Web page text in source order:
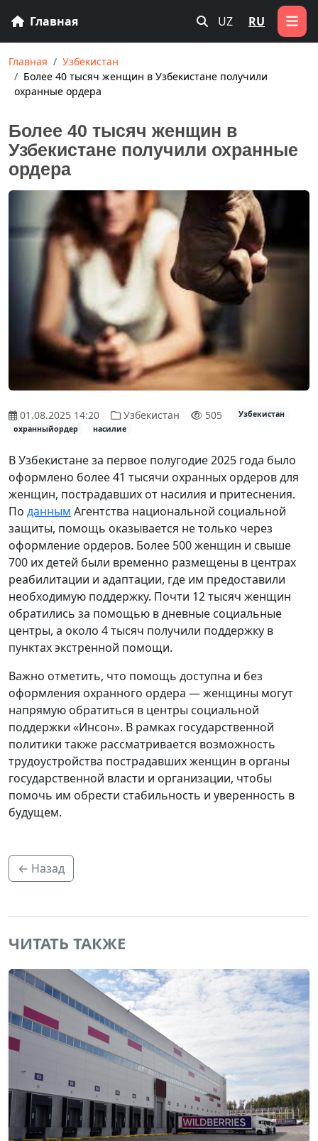
Главная UZ RU
Главная
Узбекистан
Более 40 тысяч женщин в Узбекистане получили
охранные ордера
Более 40 тысяч женщин в
Узбекистане получили охранные
ордера
01.08.2025 14:20 Узбекистан 505
Узбекистан
охранныйордер
насилие
В Узбекистане за первое полугодие 2025 года было
оформлено более 41 тысячи охранных ордеров для
женщин, пострадавших от насилия и притеснения.
По данным Агентства национальной социальной
защиты, помощь оказывается не только через
оформление ордеров. Более 500 женщин и свыше
700 их детей были временно размещены в центрах
реабилитации и адаптации, где им предоставили
необходимую поддержку. Почти 12 тысяч женщин
обратились за помощью в дневные социальные
центры, а около 4 тысяч получили поддержку в
пунктах экстренной помощи.
Важно отметить, что помощь доступна и без
оформления охранного ордера — женщины могут
напрямую обратиться в центры социальной
поддержки «Инсон». В рамках государственной
политики также рассматривается возможность
трудоустройства пострадавших женщин в органы
государственной власти и организации, чтобы
помочь им обрести стабильность и уверенность в
будущем.
← Назад
ЧИТАТЬ ТАКЖЕ